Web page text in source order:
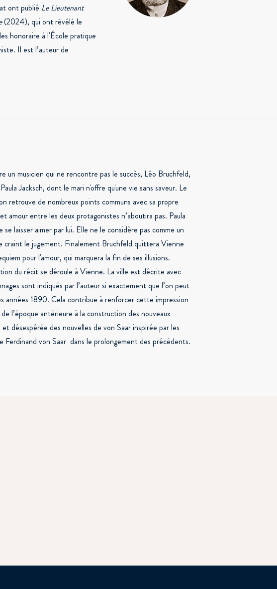
ont publié Le Lieutenant
(2024), qui ont révélé le
honoraire à l'École pratique
Il est l’auteur de
un musicien qui ne rencontre pas le succès, Léo Bruchfeld,
Jacksch, dont le mari n'offre qu'une vie sans saveur. Le
retrouve de nombreux points communs avec sa propre
amour entre les deux protagonistes n’aboutira pas. Paula
laisser aimer par lui. Elle ne le considère pas comme un
craint le jugement. Finalement Bruchfeld quittera Vienne
pour l'amour, qui marquera la fin de ses illusions.
du récit se déroule à Vienne. La ville est décrite avec
sont indiqués par l’auteur si exactement que l’on peut
années 1890. Cela contribue à renforcer cette impression
l’époque antérieure à la construction des nouveaux
désespérée des nouvelles de von Saar inspirée par les
von Saar dans le prolongement des précédents.